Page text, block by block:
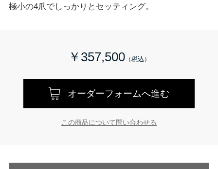
極小の4爪でしっかりとセッティング。
￥357,500
オーダーフォームへ進む
この商品について問い合わせる